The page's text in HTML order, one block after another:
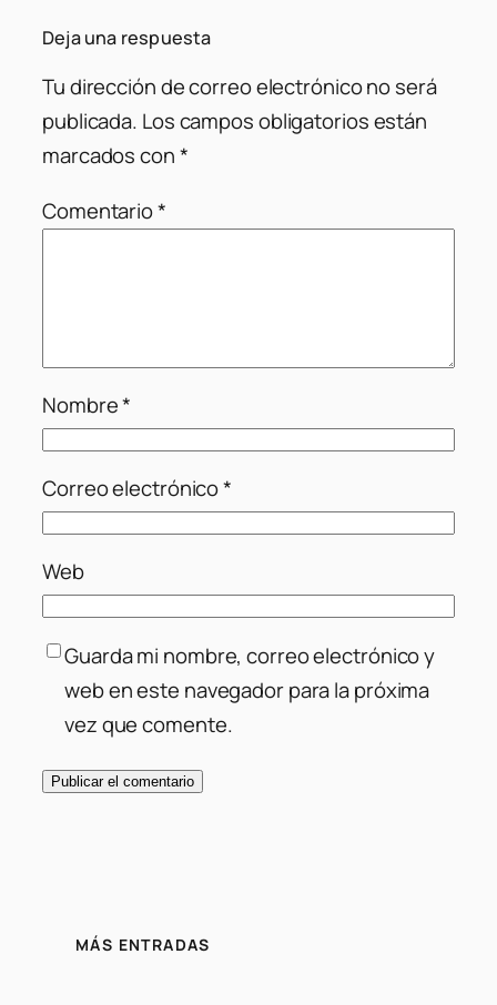
Deja una respuesta
Tu dirección de correo electrónico no será
publicada. Los campos obligatorios están
marcados con*
Comentario*
Nombre*
Correo electrónico*
Web
Guarda mi nombre, correo electrónico y
web en este navegador para la próxima
vez que comente.
MÁS ENTRADAS